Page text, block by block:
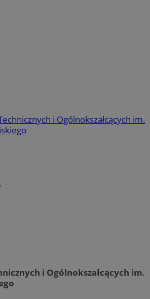
i Ogólnokszałcących im.
i Ogólnokszałcących im.